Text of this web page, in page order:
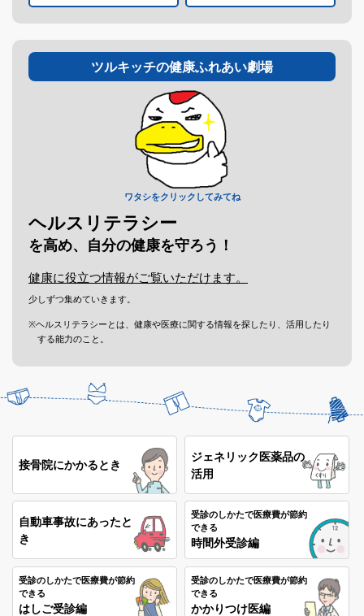
2026年05月09日
今から始める！夏に備える体づくり
2026年04月30日
「健診結果」・「医療費」・「ジェネリック医薬品差額」情報が
2026年04月23日
【健保だより第38号】被扶養者・任意継続者 健診のお知らせ ～
年に１度の健診を習慣づけよう！！～
健康管理
2026年04月10日
『Mystar』プログラム実施のお知らせ ～服薬者向け～(生活習慣
病の重症化、血管病発症予防・再発予防)
「健康診断」に向けて今日から始めよう！
保険給付
2026年04月01日
【加入者の方へ】けんコーギーと学ぼう 健康保険のはなし
INFO
2026年03月26日
【健保だより第37号】家庭常備薬等の特別価格での斡旋について
INFO
2026年03月26日
「健診結果」・「医療費」・「ジェネリック医薬品差額」情報が
ツルキッチの健康ふれあい劇場
ワタシをクリックしてみてね
ヘルスリテラシー
を高め、自分の健康を守ろう！
健康に役立つ情報がご覧いただけます。
少しずつ集めていきます。
※ヘルスリテラシーとは、健康や医療に関する情報を探したり、活用したり
する能力のこと。
接骨院にかかるとき
ジェネリック医薬品の
活用
自動車事故にあったと
き
受診のしかたで医療費が節約
できる
時間外受診編
受診のしかたで医療費が節約
できる
はしご受診編
受診のしかたで医療費が節約
できる
かかりつけ医編